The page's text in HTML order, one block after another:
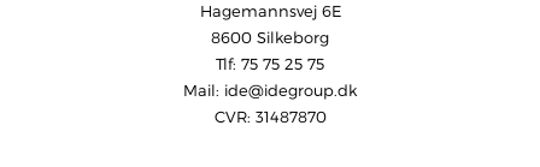
Hagemannsvej 6E
8600 Silkeborg
Tlf: 75 75 25 75
Mail: ide@idegroup.dk
CVR: 31487870